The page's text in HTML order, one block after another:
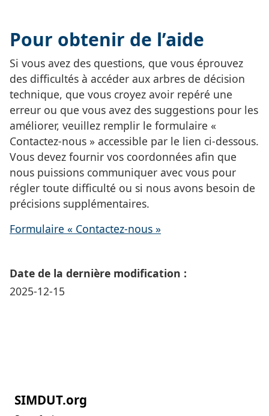
Pour obtenir de l’aide
Si vous avez des questions, que vous éprouvez
des difficultés à accéder aux arbres de décision
technique, que vous croyez avoir repéré une
erreur ou que vous avez des suggestions pour les
améliorer, veuillez remplir le formulaire «
Contactez-nous » accessible par le lien ci-dessous.
Vous devez fournir vos coordonnées afin que
nous puissions communiquer avec vous pour
régler toute difficulté ou si nous avons besoin de
précisions supplémentaires.
Formulaire « Contactez-nous »
Date de la dernière modification :
2025-12-15
SIMDUT.org